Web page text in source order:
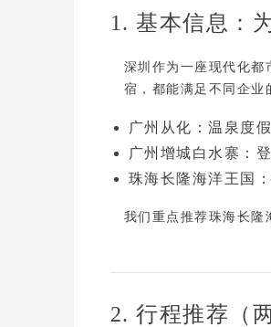
1. 基本信息：
深圳作为一座现代化都
宿 ，都能满足不同企
广州从化 ：温泉度
广州增城白水寨 ：
珠海长隆海洋王国
我们重点推荐珠海长隆
2. 行程推荐（